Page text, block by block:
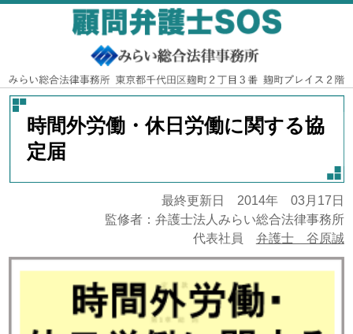
時間外労働・休日労働に関する協
定届
最終更新日 2014年 03月17日
監修者：弁護士法人みらい総合法律事務所
代表社員 弁護士 谷原誠